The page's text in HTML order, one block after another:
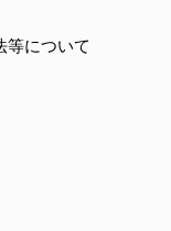
等について